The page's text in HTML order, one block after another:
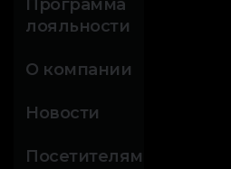
Программа
лояльности
О компании
Новости
Посетителям